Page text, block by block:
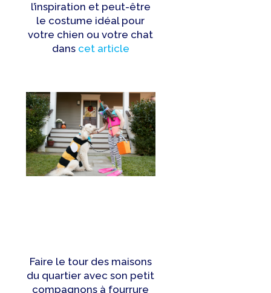
l’inspiration et peut-être
le costume idéal pour
votre chien ou votre chat
dans cet article
Faire le tour des maisons
du quartier avec son petit
compagnons à fourrure